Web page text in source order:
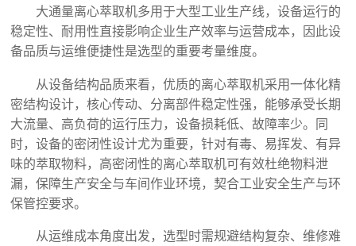
大通量离心萃取机多用于大型工业生产线，设备运行的
稳定性、耐用性直接影响企业生产效率与运营成本，因此设
备品质与运维便捷性是选型的重要考量维度。
从设备结构品质来看，优质的离心萃取机采用一体化精
密结构设计，核心传动、分离部件稳定性强，能够承受长期
大流量、高负荷的运行压力，设备损耗低、故障率少。同
时，设备的密闭性设计尤为重要，针对有毒、易挥发、有异
味的萃取物料，高密闭性的离心萃取机可有效杜绝物料泄
漏，保障生产安全与车间作业环境，契合工业安全生产与环
保管控要求。
从运维成本角度出发，选型时需规避结构复杂、维修难